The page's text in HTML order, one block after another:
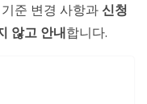
준 변경 사항과신청
않고 안내합니다.